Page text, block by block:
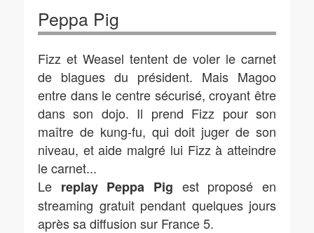
Peppa Pig
Fizz et Weasel tentent de voler le carnet
de blagues du président. Mais Magoo
entre dans le centre sécurisé, croyant être
dans son dojo. Il prend Fizz pour son
maître de kung-fu, qui doit juger de son
niveau, et aide malgré lui Fizz à atteindre
le carnet...
Le replay Peppa Pig est proposé en
streaming gratuit pendant quelques jours
après sa diffusion sur France 5.